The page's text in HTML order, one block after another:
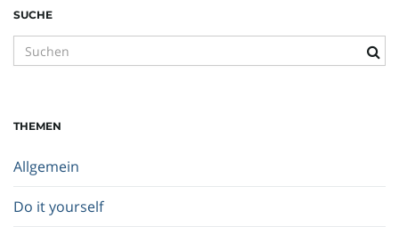
SUCHE
u
b
g
i
THEMEN
Allgemein
Do it yourself